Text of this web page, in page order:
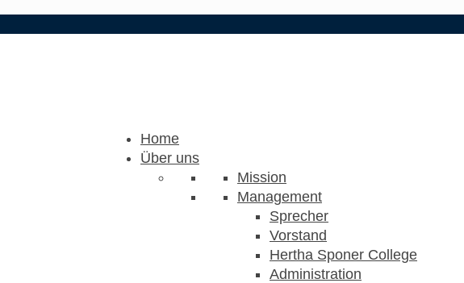
Home
Über uns
Mission
Management
Sprecher
Vorstand
Hertha Sponer College
Administration